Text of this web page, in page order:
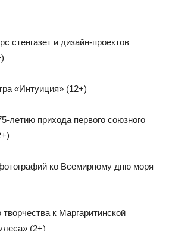
стенгазет и дизайн-проектов
«Интуиция» (12+)
летию прихода первого союзного
ко Всемирному дню моря
творчества к Маргаритинской
(2+)